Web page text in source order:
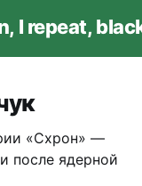
I repeat,
«Схрон» —
после ядерной